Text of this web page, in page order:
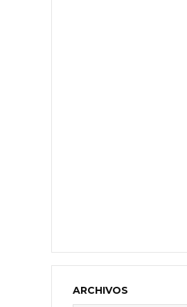
ARCHIVOS